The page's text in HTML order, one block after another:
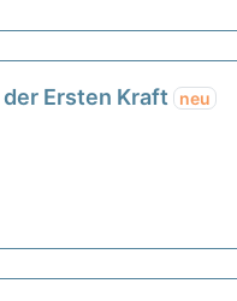
Ersten Kraft neu